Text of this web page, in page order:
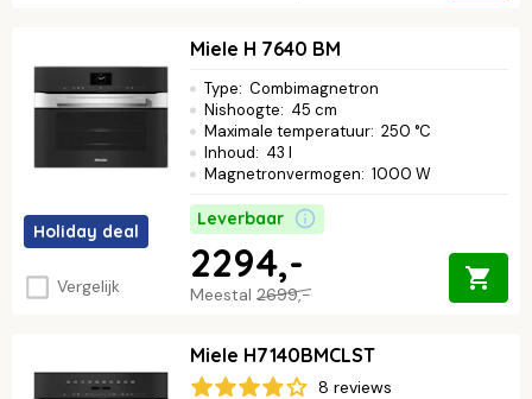
Holiday deal
Vergelijk
Miele H 7640 BM
Type: Combimagnetron
Nishoogte: 45 cm
Maximale temperatuur: 250 °C
Inhoud: 43 l
Magnetronvermogen: 1000 W
Leverbaar
Meestal 2699,-
2294,-
Miele H7140BMCLST
8 reviews